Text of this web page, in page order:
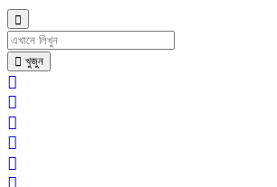
খুজুন